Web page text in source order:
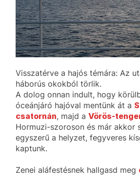
Visszatérve a hajós témára: Az
háborús okokból törlik.
A dolog onnan indult, hogy
óceánjáró hajóval mentünk át a
csatornán, majd a Vörös-
Hormuzi-szoroson és már akkor
egyszerű a helyzet, fegyveres
kaptunk.
Zenei aláfestésnek hallgasd meg